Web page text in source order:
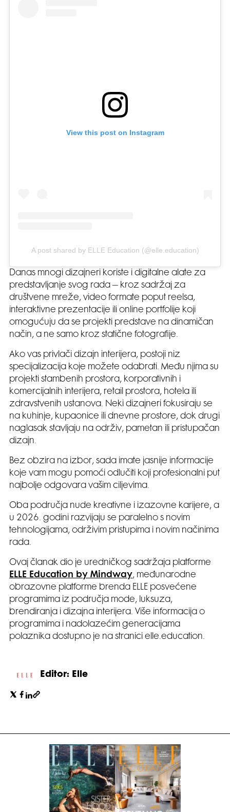
View this post on Instagram
A post shared by ELLE Education (@elle.education)
Danas mnogi dizajneri koriste i digitalne alate za
predstavljanje svog rada – kroz sadržaj za
društvene mreže, video formate poput reelsa,
interaktivne prezentacije ili online portfolije koji
omogućuju da se projekti predstave na dinamičan
način, a ne samo kroz statične fotografije.
Ako vas privlači dizajn interijera, postoji niz
specijalizacija koje možete odabrati. Među njima su
projekti stambenih prostora, korporativnih i
komercijalnih interijera, retail prostora, hotela ili
zdravstvenih ustanova. Neki dizajneri fokusiraju se
na kuhinje, kupaonice ili dnevne prostore, dok drugi
naglasak stavljaju na održiv, pametan ili pristupačan
dizajn.
Bez obzira na izbor, sada imate jasnije informacije
koje vam mogu pomoći odlučiti koji profesionalni put
najbolje odgovara vašim ciljevima.
Oba područja nude kreativne i izazovne karijere, a
u 2026. godini razvijaju se paralelno s novim
tehnologijama, održivim pristupima i novim načinima
rada.
Ovaj članak dio je uredničkog sadržaja platforme
ELLE Education by Mindway, međunarodne
obrazovne platforme brenda ELLE posvećene
programima iz područja mode, luksuza,
brendiranja i dizajna interijera. Više informacija o
programima i nadolazećim generacijama
polaznika dostupno je na stranici elle.education.
Editor: Elle